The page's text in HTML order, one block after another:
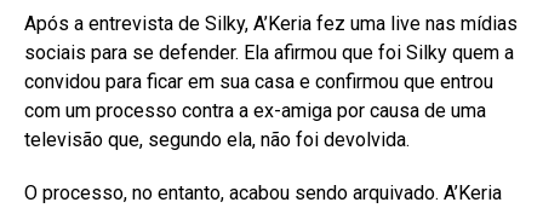
Após a entrevista de Silky, A’Keria fez uma live nas mídias
sociais para se defender. Ela afirmou que foi Silky quem a
convidou para ficar em sua casa e confirmou que entrou
com um processo contra a ex-amiga por causa de uma
televisão que, segundo ela, não foi devolvida.
O processo, no entanto, acabou sendo arquivado. A’Keria